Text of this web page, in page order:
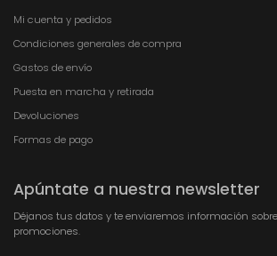
Mi cuenta y pedidos
Condiciones generales de compra
Gastos de envío
Puesta en marcha y retirada
Devoluciones
Formas de pago
Apúntate a nuestra newsletter
Déjanos tus datos y te enviaremos información
promociones.